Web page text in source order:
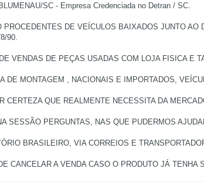
SC - Empresa Credenciada no Detran / SC.
DE VEÍCULOS BAIXADOS JUNTO
90.
VENDAS DE PEÇAS USADAS COM LOJA FISICA E
DE MONTAGEM , NACIONAIS E IMPORTADOS,
CERTEZA QUE REALMENTE NECESSITA DA
SESSÃO PERGUNTAS, NAS QUE PUDERMOS
BRASILEIRO, VIA CORREIOS E